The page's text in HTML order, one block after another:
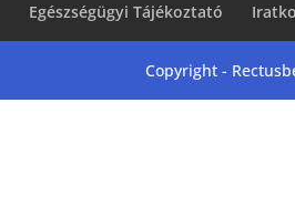
Egészségügyi Tájékoztató
Copyright -